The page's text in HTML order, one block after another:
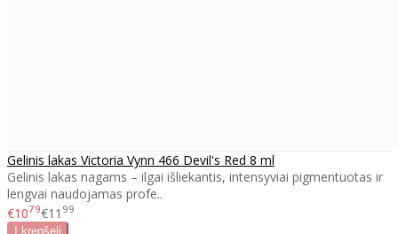
Gelinis lakas Victoria Vynn 466 Devil's Red 8 ml
Gelinis lakas nagams – ilgai išliekantis, intensyviai pigmentuotas ir
lengvai naudojamas profe..
€1079€11 99